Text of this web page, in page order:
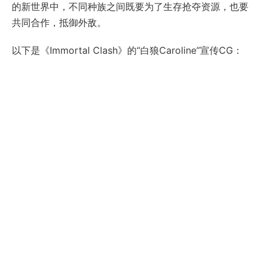
的新世界中，不同种族之间既要为了生存抢夺资源，也要
共同合作，抵御外敌。
以下是《Immortal Clash》的“白狼Caroline”宣传CG：